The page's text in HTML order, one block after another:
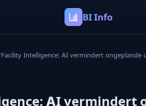
BI Info
Facility Intelligence: AI vermindert ongeplande
AI vermindert